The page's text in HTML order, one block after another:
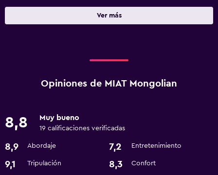
Ver más
Opiniones de MIAT Mongolian
8,8 Muy bueno
19 calificaciones verificadas
8,9 Abordaje 7,2 Entretenimiento
9,1 Tripulación 8,3 Confort